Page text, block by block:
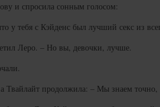
и спросила сонным голосом:
у тебя с Кэйденс был лучший секс из
Леро. – Но вы, девочки, лучше.
Твайлайт продолжила: – Мы знаем точно,